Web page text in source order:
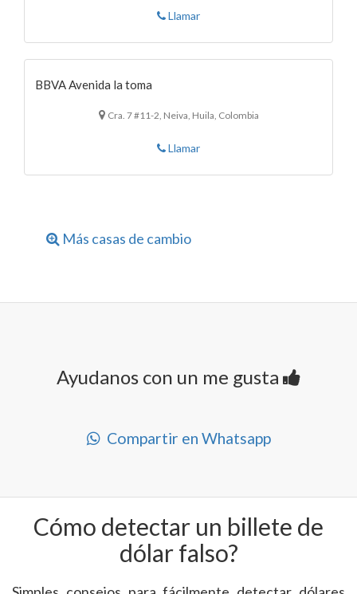
Llamar
BBVA Avenida la toma
Cra. 7 #11-2, Neiva, Huila, Colombia
Llamar
Más casas de cambio
Ayudanos con un me gusta
Compartir en Whatsapp
Cómo detectar un billete de
dólar falso?